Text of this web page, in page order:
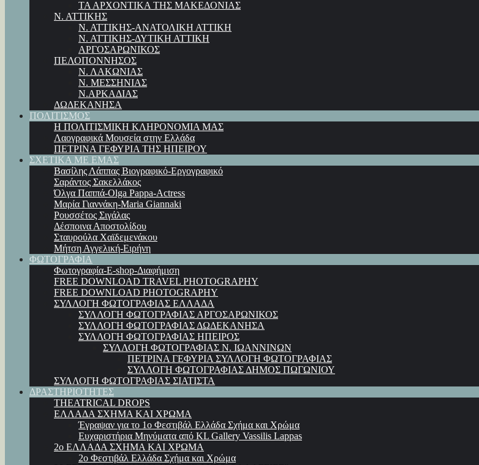
ΤΑ ΑΡΧΟΝΤΙΚΑ ΤΗΣ ΜΑΚΕΔΟΝΙΑΣ
Ν. ΑΤΤΙΚΗΣ
Ν. ΑΤΤΙΚΗΣ-ΑΝΑΤΟΛΙΚΗ ΑΤΤΙΚΗ
Ν. ΑΤΤΙΚΗΣ-ΔΥΤΙΚΗ ΑΤΤΙΚΗ
ΑΡΓΟΣΑΡΩΝΙΚΟΣ
ΠΕΛΟΠΟΝΝΗΣΟΣ
Ν. ΛΑΚΩΝΙΑΣ
Ν. ΜΕΣΣΗΝΙΑΣ
Ν.ΑΡΚΑΔΙΑΣ
ΔΩΔΕΚΑΝΗΣΑ
ΠΟΛΙΤΙΣΜΟΣ
Η ΠΟΛΙΤΙΣΜΙΚΗ ΚΛΗΡΟΝΟΜΙΑ ΜΑΣ
Λαογραφικά Μουσεία στην Ελλάδα
ΠΕΤΡΙΝΑ ΓΕΦΥΡΙΑ ΤΗΣ ΗΠΕΙΡΟΥ
ΣΧΕΤΙΚΑ ΜΕ ΕΜΑΣ
Βασίλης Λάππας Βιογραφικό-Εργογραφικό
Σαράντος Σακελλάκος
Όλγα Παππά-Olga Pappa-Αctress
Μαρία Γιαννάκη-Maria Giannaki
Ρουσσέτος Σιγάλας
Δέσποινα Αποστολίδου
Σταυρούλα Χαϊδεμενάκου
Μήτση Αγγελική-Ειρήνη
ΦΩΤΟΓΡΑΦΙΑ
Φωτογραφία-E-shop-Διαφήμιση
FREE DOWNLOAD TRAVEL PHOTOGRAPHY
FREE DOWNLOAD PHOTOGRAPHY
ΣΥΛΛΟΓΗ ΦΩΤΟΓΡΑΦΙΑΣ ΕΛΛΑΔΑ
ΣΥΛΛΟΓΗ ΦΩΤΟΓΡΑΦΙΑΣ ΑΡΓΟΣΑΡΩΝΙΚΟΣ
ΣΥΛΛΟΓΗ ΦΩΤΟΓΡΑΦΙΑΣ ΔΩΔΕΚΑΝΗΣΑ
ΣΥΛΛΟΓΗ ΦΩΤΟΓΡΑΦΙΑΣ ΗΠΕΙΡΟΣ
ΣΥΛΛΟΓΗ ΦΩΤΟΓΡΑΦΙΑΣ Ν. ΙΩΑΝΝΙΝΩΝ
ΠΕΤΡΙΝΑ ΓΕΦΥΡΙΑ ΣΥΛΛΟΓΗ ΦΩΤΟΓΡΑΦΙΑΣ
ΣΥΛΛΟΓΗ ΦΩΤΟΓΡΑΦΙΑΣ ΔΗΜΟΣ ΠΩΓΩΝΙΟΥ
ΣΥΛΛΟΓΗ ΦΩΤΟΓΡΑΦΙΑΣ ΣΙΑΤΙΣΤΑ
ΔΡΑΣΤΗΡΙΟΤΗΤΕΣ
THEATRICAL DROPS
ΕΛΛΑΔΑ ΣΧΗΜΑ ΚΑΙ ΧΡΩΜΑ
Έγραψαν για το 1ο Φεστιβάλ Ελλάδα Σχήμα και Χρώμα
Ευχαριστήρια Μηνύματα από KL Gallery Vassilis Lappas
2ο ΕΛΛΑΔΑ ΣΧΗΜΑ ΚΑΙ ΧΡΩΜΑ
2ο Φεστιβάλ Ελλάδα Σχήμα και Χρώμα